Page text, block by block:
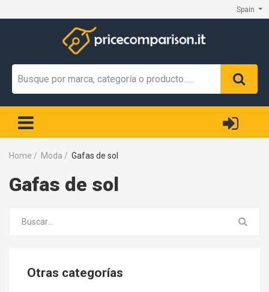
Spain
Home / Moda / Gafas de sol
Gafas de sol
Otras categorías